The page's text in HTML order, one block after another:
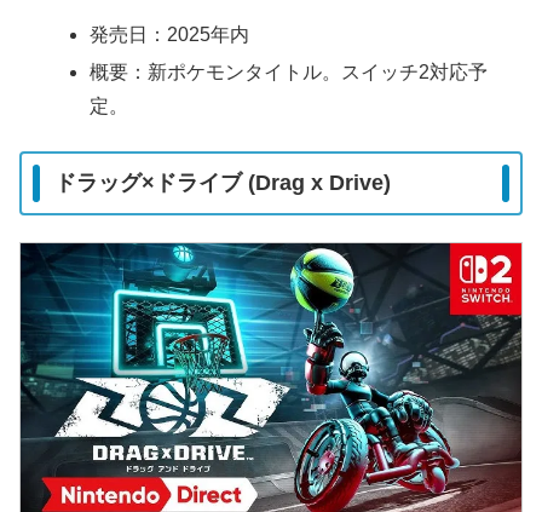
発売日：2025年内
概要：新ポケモンタイトル。スイッチ2対応予
定。
ドラッグ×ドライブ (Drag x Drive)